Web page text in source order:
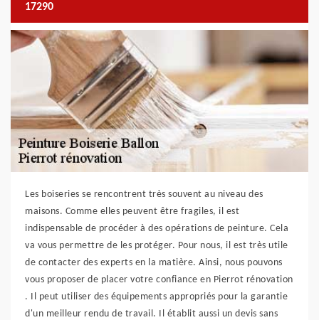
17290
Les boiseries se rencontrent très souvent au niveau des
maisons. Comme elles peuvent être fragiles, il est
indispensable de procéder à des opérations de peinture. Cela
va vous permettre de les protéger. Pour nous, il est très utile
de contacter des experts en la matière. Ainsi, nous pouvons
vous proposer de placer votre confiance en Pierrot rénovation
. Il peut utiliser des équipements appropriés pour la garantie
d'un meilleur rendu de travail. Il établit aussi un devis sans